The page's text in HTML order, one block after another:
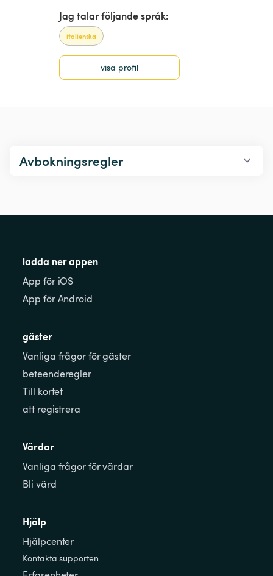
Jag talar följande språk:
italienska
visa profil
Avbokningsregler
ladda ner appen
App för iOS
App för Android
gäster
Vanliga frågor för gäster
beteenderegler
Till kortet
att registrera
Värdar
Vanliga frågor för värdar
Bli värd
Hjälp
Hjälpcenter
Kontakta supporten